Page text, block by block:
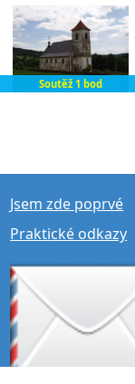
Soutěž 1 bod
Jsem zde poprvé
Praktické odkazy